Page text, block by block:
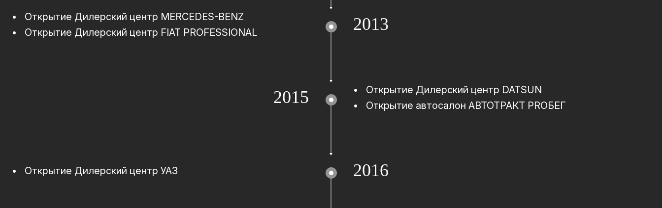
2013
•
Открытие Дилерский центр MERCEDES-BENZ
•
Открытие Дилерский центр FIAT PROFESSIONAL
2015 •
Открытие Дилерский центр DATSUN
•
Открытие автосалон АВТОТРАКТ PROБЕГ
2016
• Открытие Дилерский центр УАЗ